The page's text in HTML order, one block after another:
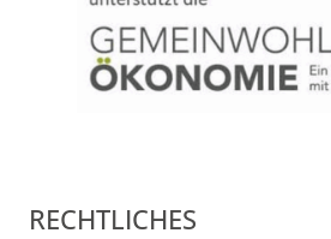
RECHTLICHES